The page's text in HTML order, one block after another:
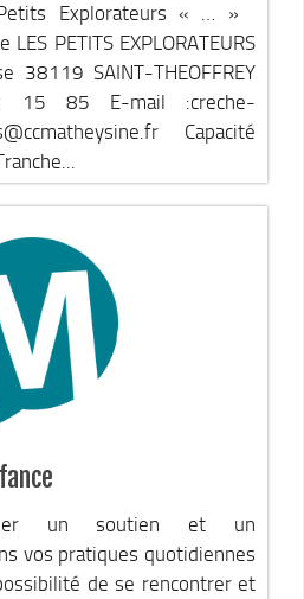
du massif sud Isère
agricoles et installations
Territorial
des droits du sol)
Electriques
Explorateurs « … »
PETITS EXPLORATEURS
38119 SAINT-THEOFFREY
85 E-mail :creche-
Capacité
un soutien et un
vos pratiques quotidiennes
de se rencontrer et